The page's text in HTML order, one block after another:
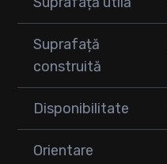
Suprafață
construită
Disponibilitate
Orientare